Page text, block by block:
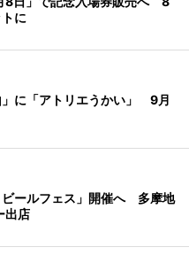
に
」に「アトリエうかい」 9月
ビールフェス」開催へ 多摩地
出店